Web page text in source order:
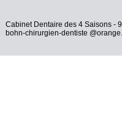
Cabinet Dentaire des 4 Saisons -
bohn-chirurgien-dentiste